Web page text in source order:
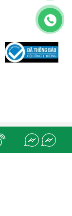
Hòa, quận Bình Tân,